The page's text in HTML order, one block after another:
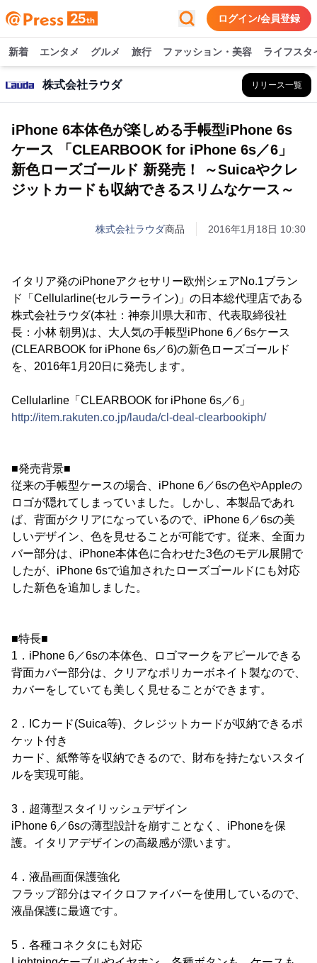
ログイン/会員登録
新着 エンタメ グルメ 旅行 ファッション・美容 ライフスタ
株式会社ラウダ リリース一覧
iPhone 6本体色が楽しめる手帳型iPhone 6s
ケース 「CLEARBOOK for iPhone 6s／6」
新色ローズゴールド 新発売！ ～Suicaやクレ
ジットカードも収納できるスリムなケース～
株式会社ラウダ商品 2016年1月18日 10:30
イタリア発のiPhoneアクセサリー欧州シェアNo.1ブラン
ド「Cellularline(セルラーライン)」の日本総代理店である
株式会社ラウダ(本社：神奈川県大和市、代表取締役社
長：小林 朝男)は、大人気の手帳型iPhone 6／6sケース
(CLEARBOOK for iPhone 6s／6)の新色ローズゴールド
を、2016年1月20日に発売します。
Cellularline「CLEARBOOK for iPhone 6s／6」
http://item.rakuten.co.jp/lauda/cl-deal-clearbookiph/
■発売背景■
従来の手帳型ケースの場合、iPhone 6／6sの色やAppleの
ロゴが隠れてしまっていました。しかし、本製品であれ
ば、背面がクリアになっているので、iPhone 6／6sの美
しいデザイン、色を見せることが可能です。従来、全面カ
バー部分は、iPhone本体色に合わせた3色のモデル展開で
したが、iPhone 6sで追加されたローズゴールドにも対応
した新色を追加しました。
■特長■
1．iPhone 6／6sの本体色、ロゴマークをアピールできる
背面カバー部分は、クリアなポリカーボネイト製なので、
カバーをしていても美しく見せることができます。
2．ICカード(Suica等)、クレジットカードが収納できるポ
ケット付き
カード、紙幣等を収納できるので、財布を持たないスタイ
ルを実現可能。
3．超薄型スタイリッシュデザイン
iPhone 6／6sの薄型設計を崩すことなく、iPhoneを保
護。イタリアデザインの高級感が漂います。
4．液晶画面保護強化
フラップ部分はマイクロファイバーを使用しているので、
液晶保護に最適です。
5．各種コネクタにも対応